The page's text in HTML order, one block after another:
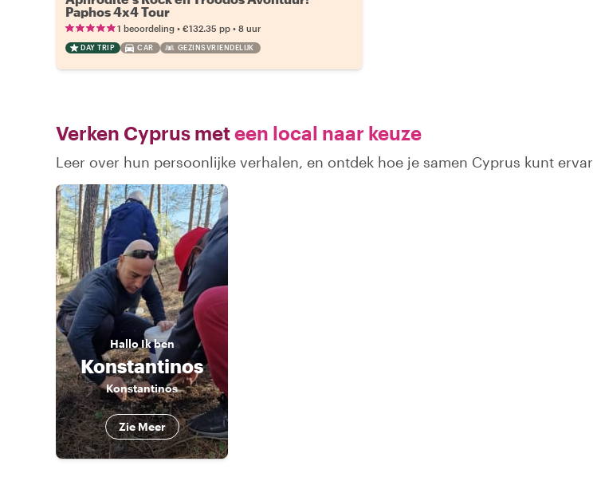
Paphos 4x4 Tour
1 beoordeling • €132.35 pp • 8 uur
DAY TRIP CAR GEZINSVRIENDELIJK
Verken Cyprus meteen local naar keuze
Leer over hun persoonlijke verhalen, en ontdek hoe je samen Cyprus kunt
Hallo Ik ben
Konstantinos
Konstantinos
Zie Meer